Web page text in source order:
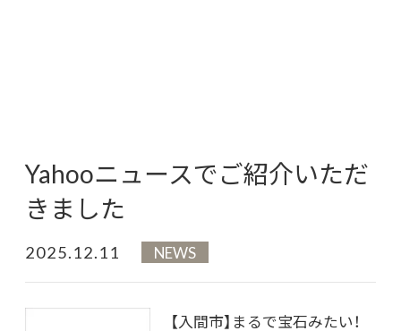
Yahooニュースでご紹介いただ
きました
2025.12.11 NEWS
【入間市】まるで宝石みたい！